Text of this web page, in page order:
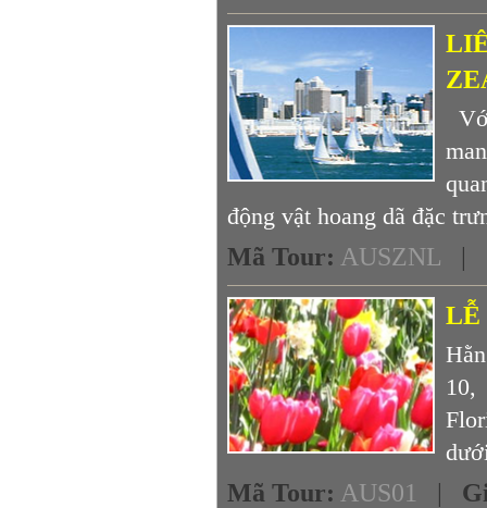
động vật hoang dã đặc
Mã Tour: AUSZNL |
LỄ
Mã Tour: AUS01 |